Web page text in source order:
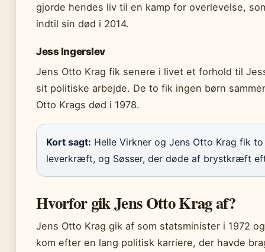
gjorde hendes liv til en kamp for overlevelse,
indtil sin død i 2014.
Jess Ingerslev
Jens Otto Krag fik senere i livet et forhold til
sit politiske arbejde. De to fik ingen børn
Otto Krags død i 1978.
Kort sagt: Helle Virkner og Jens Otto Krag fik
leverkræft, og Søsser, der døde af brystkræft
Hvorfor gik Jens Otto Krag af?
Jens Otto Krag gik af som statsminister i 1972
kom efter en lang politisk karriere, der havde